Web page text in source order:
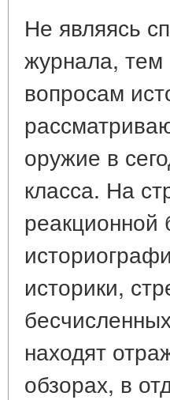
Не являясь
журнала, тем
вопросам
оружие в
класса. На
реакционной
историки,
находят
обзорах, в